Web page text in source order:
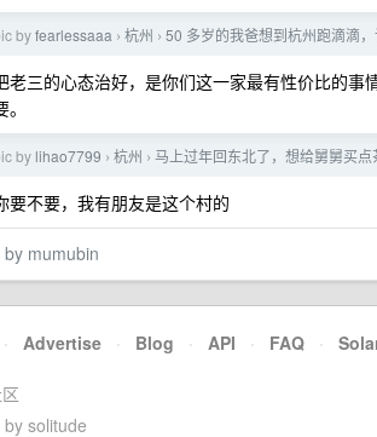
byfearlessaaa › 杭州 › 50 多岁的我爸想到杭州跑滴滴，
老三的心态治好，是你们这一家最有性价比的
by lihao7799 › 杭州 › 马上过年回东北了，想给舅舅买点
要不要，我有朋友是这个村的
mumubin
· Advertise · Blog · API · FAQ ·
solitude